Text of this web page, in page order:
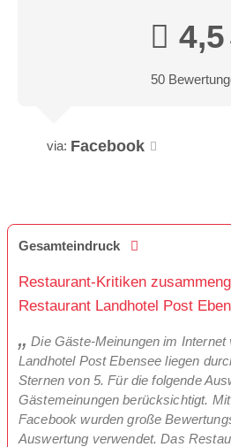
4,5
50
via: Facebook
Gesamteindruck
Restaurant-Kritiken
Restaurant Landhotel Post
Die Gäste-Meinungen im Internet
Landhotel Post Ebensee liegen
Sternen von 5. Für die folgende
Gästemeinungen berücksichtigt.
Facebook wurden große
Auswertung verwendet. Das